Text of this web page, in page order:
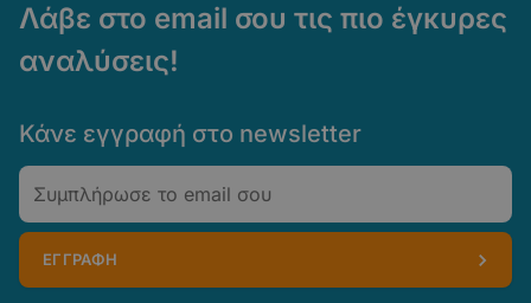
Λάβε στο email σου τις πιο έγκυρες
αναλύσεις!
Κάνε εγγραφή στο newsletter
Email
ΕΓΓΡΑΦΗ